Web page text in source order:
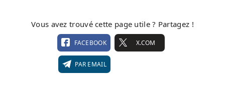
Vous avez trouvé cette page utile ? Partagez !
FACEBOOK X.COM
PAR EMAIL